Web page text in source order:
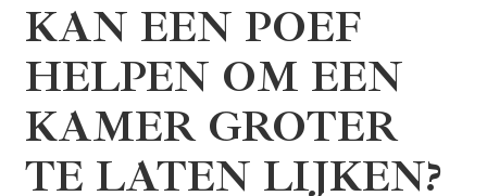
KAN EEN POEF
HELPEN OM EEN
KAMER GROTER
TE LATEN LIJKEN?